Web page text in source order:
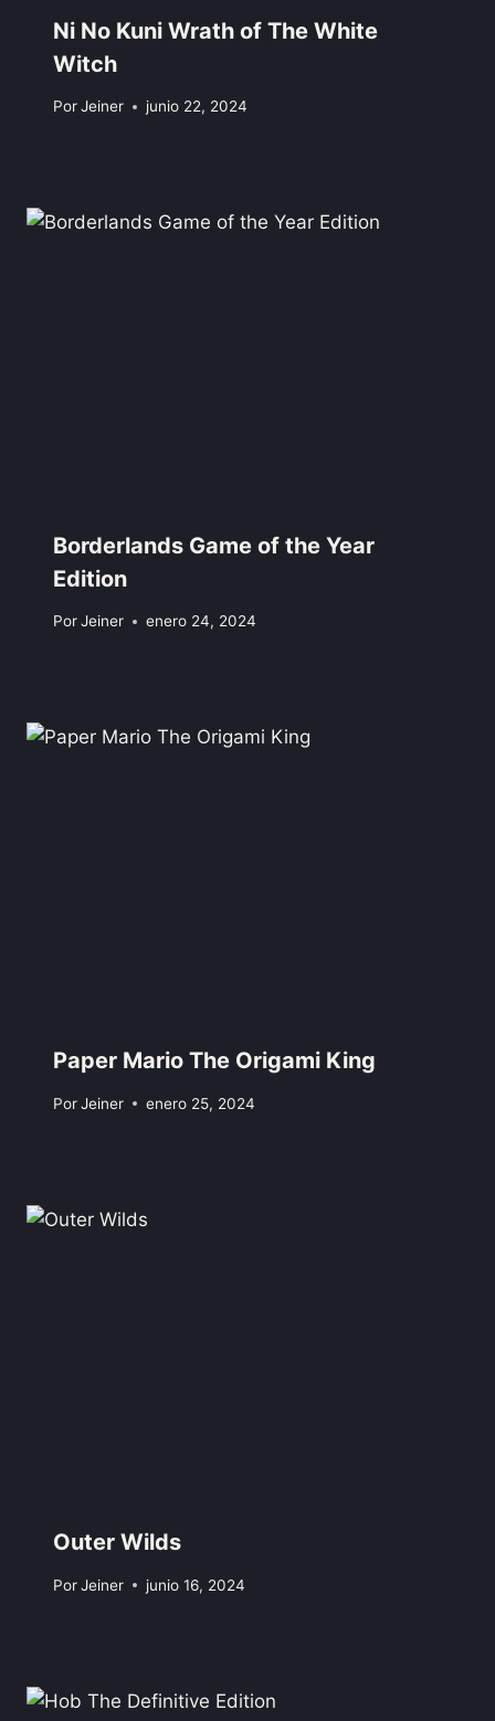
Ni No Kuni Wrath of The White
Witch
PorJeiner junio 22, 2024
Borderlands Game of the Year
Edition
PorJeiner enero 24, 2024
Paper Mario The Origami King
PorJeiner enero 25, 2024
Outer Wilds
PorJeiner junio 16, 2024